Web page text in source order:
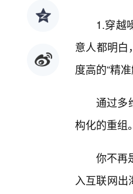
1.穿越
意人都明白
度高的“精
通过多
构化的重组。
你不再
入互联网